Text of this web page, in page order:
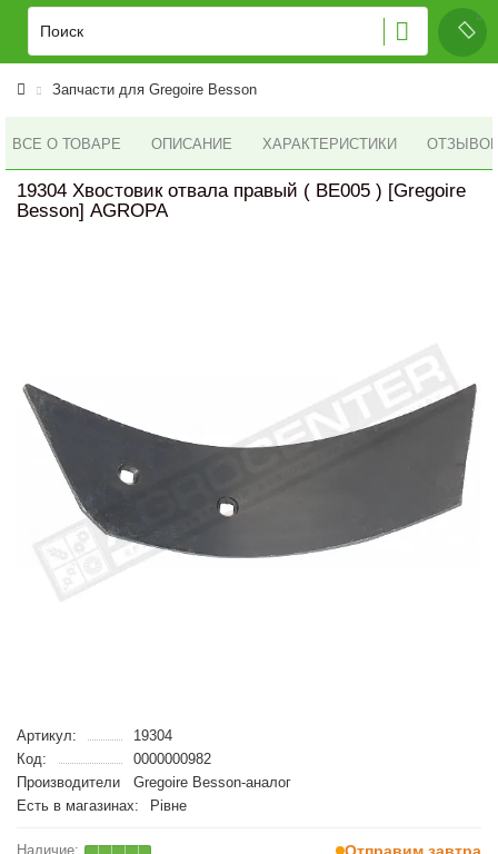
Запчасти для Gregoire Besson
ВСЕ О ТОВАРЕ ОПИСАНИЕ ХАРАКТЕРИСТИКИ ОТЗЫВОВ
19304 Хвостовик отвала правый ( BE005 ) [Gregoire
Besson] AGROPA
Артикул:
19304
Код:
0000000982
Производители
Gregoire Besson-аналог
Есть в магазинах:
Рівне